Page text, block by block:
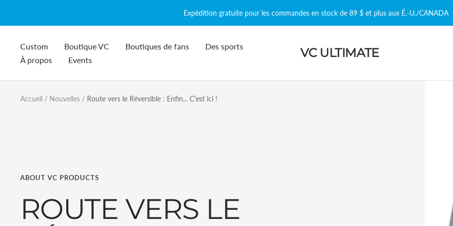
Expédition gratuite pour les commandes en stock de 89 $ et plus aux É.-U./CANADA
Custom Boutique VC Boutiques de fans
Des sports
À propos
Events VC ULTIMATE
Accueil Nouvelles Route vers le Réversible : Enfin... C'est ici !
ABOUT VC PRODUCTS
ROUTE VERS LE